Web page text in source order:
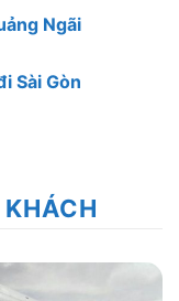
Ngãi
Sài Gòn